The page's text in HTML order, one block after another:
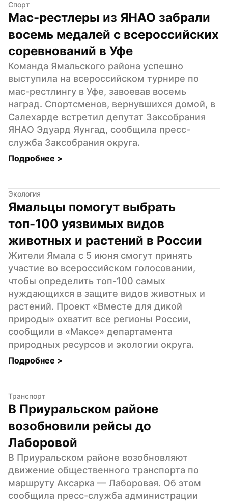
Спорт
Мас-рестлеры из ЯНАО забрали
восемь медалей с всероссийских
соревнований в Уфе
Команда Ямальского района успешно
выступила на всероссийском турнире по
мас-рестлингу в Уфе, завоевав восемь
наград. Спортсменов, вернувшихся домой, в
Салехарде встретил депутат Заксобрания
ЯНАО Эдуард Яунгад, сообщила пресс-
служба Заксобрания округа.
Подробнее >
Экология
Ямальцы помогут выбрать
топ-100 уязвимых видов
животных и растений в России
Жители Ямала с 5 июня смогут принять
участие во всероссийском голосовании,
чтобы определить топ-100 самых
нуждающихся в защите видов животных и
растений. Проект «Вместе для дикой
природы» охватит все регионы России,
сообщили в «Максе» департамента
природных ресурсов и экологии округа.
Подробнее >
Транспорт
В Приуральском районе
возобновили рейсы до
Лаборовой
В Приуральском районе возобновляют
движение общественного транспорта по
маршруту Аксарка — Лаборовая. Об этом
сообщила пресс-служба администрации